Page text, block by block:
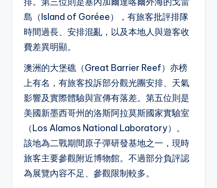
島（Island of Goréee），有旅客批評排隊
時間過長、安排混亂，以及本地人與遊客收
費差異明顯。
澳洲的大堡礁（Great Barrier Reef）亦榜
上有名，有旅客投訴部分觀光團安排、天氣
影響及實際體驗與宣傳有落差。第五位則是
美國新墨西哥州的洛斯阿拉莫斯國家實驗室
（Los Alamos National Laboratory）。
該地為二戰期間原子彈研發基地之一，現時
旅客主要參觀附近博物館。不過部分負評認
為展覽內容不足、參觀限制較多。